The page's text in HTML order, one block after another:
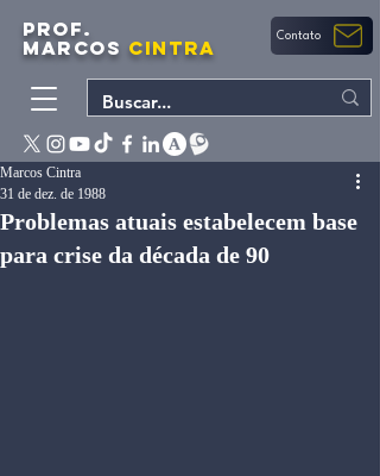
PROF.
MARCOS CINTRA Contato
Problemas atuais estabelecem base
para crise da década de 90
Marcos Cintra
31 de dez. de 1988